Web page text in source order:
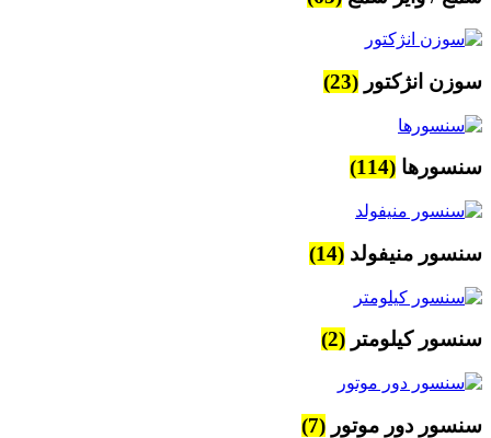
سوزن انژکتور (23)
سنسورها (114)
سنسور منیفولد (14)
سنسور کیلومتر (2)
سنسور دور موتور (7)